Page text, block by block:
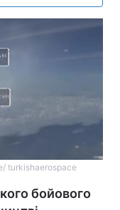
turkishaerospace
бойового